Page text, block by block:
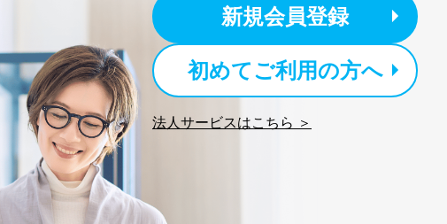
個人情報の取扱いについて
１．個人情報保護管理者
当社は以下の個人情報保護管理者を
いたします。
個人情報保護管理者: 経営管理グル
新規会員登録
初めてご利用の方へ
法人サービスはこちら ＞